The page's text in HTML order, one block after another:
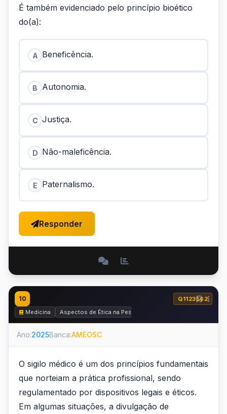
É também evidenciado pelo princípio bioético
do(a):
A Beneficência.
B Autonomia.
C Justiça.
D Não-maleficência.
E Paternalismo.
Responder
10
Q1123562
Medicina
Aspectos de Ética na Pesquisa, Ética Médica e Perícia
Ano:2025Banca:AMEOSC
O sigilo médico é um dos princípios fundamentais
que norteiam a prática profissional, sendo
regulamentado por dispositivos legais e éticos.
Em algumas situações, a divulgação de